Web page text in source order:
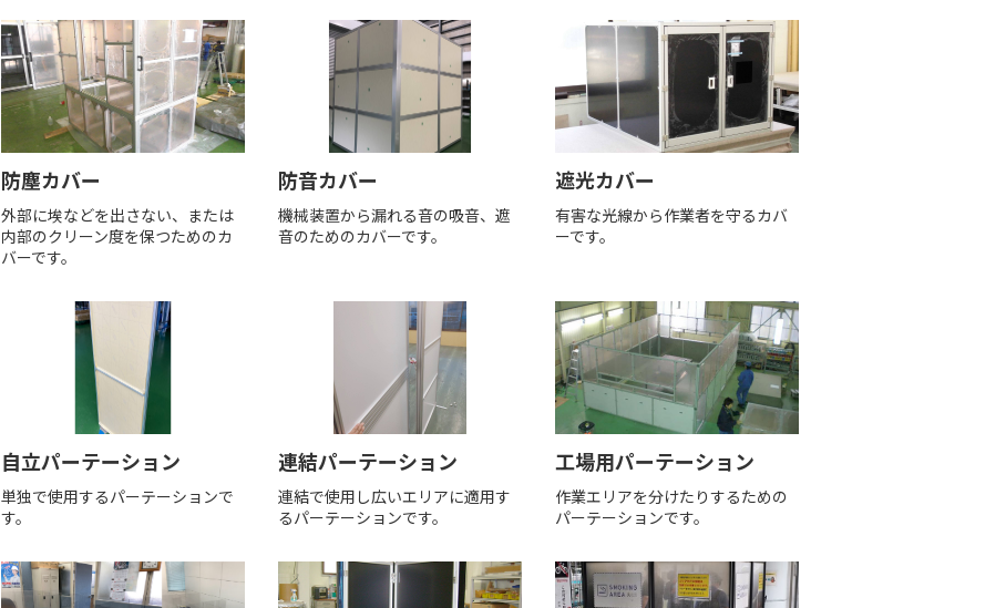
防塵カバー
外部に埃などを出さない、または
内部のクリーン度を保つためのカ
バーです。
防音カバー
機械装置から漏れる音の吸音、遮
音のためのカバーです。
遮光カバー
有害な光線から作業者を守るカバ
ーです。
自立パーテーション
単独で使用するパーテーションで
す。
連結パーテーション
連結で使用し広いエリアに適用す
るパーテーションです。
工場用パーテーション
作業エリアを分けたりするための
パーテーションです。